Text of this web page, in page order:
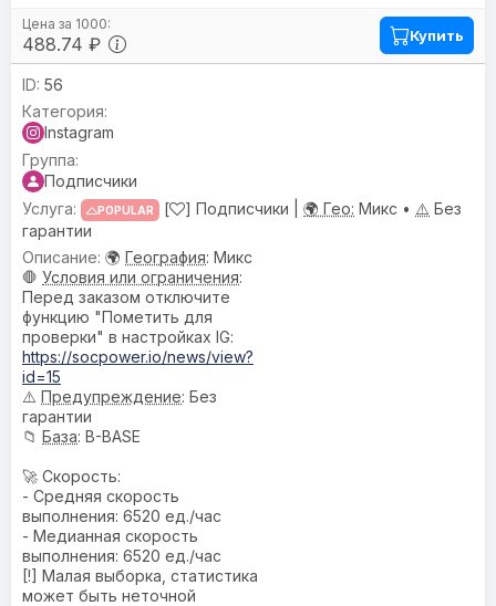
488.74 ₽ Купить
56
Instagram
Подписчики
POPULAR [ ] Подписчики | 🌍 Гео: Микс • ⚠️ Без
гарантии
🌍 География: Микс
🛑 Условия или ограничения:
Перед заказом отключите
функцию "Пометить для
проверки" в настройках IG:
https://socpower.io/news/view?
id=15
⚠️ Предупреждениe: Без
гарантии
📁 База: B-BASE
🚀 Скорость:
- Средняя скорость
выполнения: 6520 ед./час
- Медианная скорость
выполнения: 6520 ед./час
[!] Малая выборка, статистика
может быть неточной